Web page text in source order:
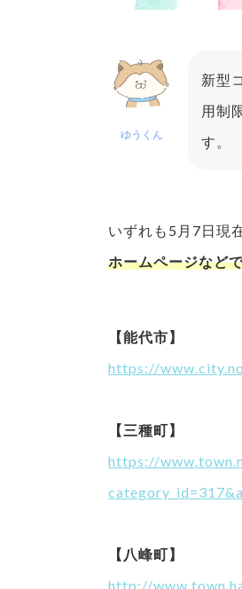
ゆうくん
新型
用制
す。
いずれも5月7日現
ホームページなど
【能代市】
https://
【三種町】
https://
【八峰町】
http://